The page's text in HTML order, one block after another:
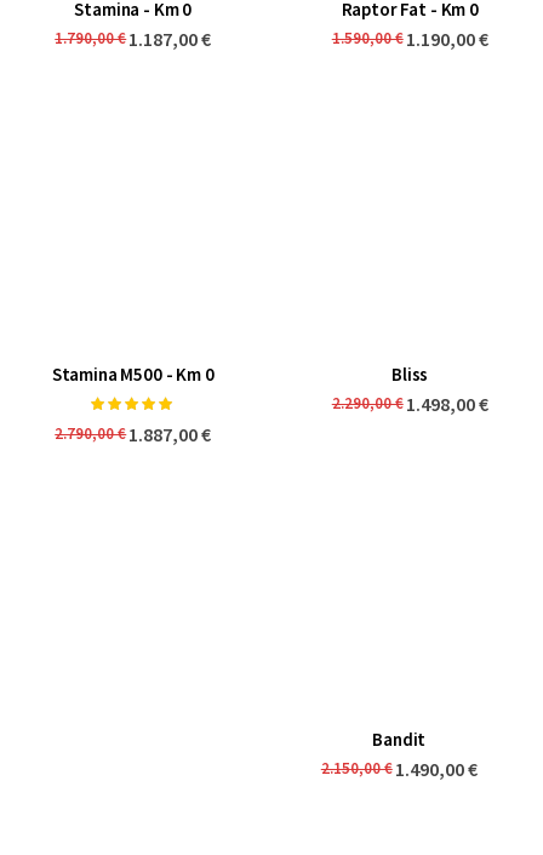
Stamina - Km 0
1.790,00 €1.187,00 €
Raptor Fat - Km 0
1.590,00 €1.190,00 €
Stamina M500 - Km 0
Valoración:
2.790,00 €1.887,00 €
Bliss
2.290,00 €1.498,00 €
Bandit
2.150,00 €1.490,00 €